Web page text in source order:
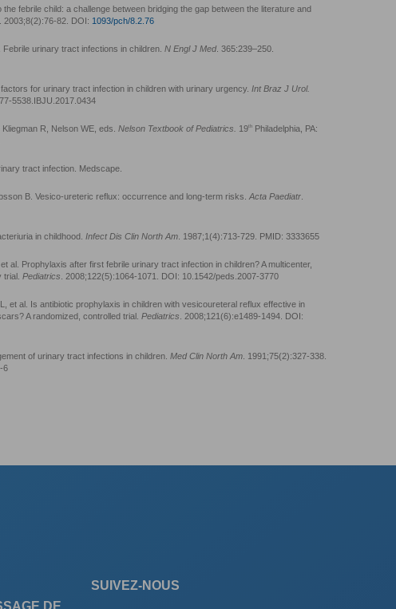
febrile child: a challenge between bridging the gap between the literature and
. 2003;8(2):76-82. DOI: 1093/pch/8.2.76
urinary tract infections in children. N Engl J Med. 365:239–250.
for urinary tract infection in children with urinary urgency. Int Braz J Urol.
5538.IBJU.2017.0434
R, Nelson WE, eds. Nelson Textbook of Pediatrics. 19th
Philadelphia, PA:
tract infection. Medscape.
B. Vesico-ureteric reflux: occurrence and long-term risks. Acta Paediatr
in childhood. Infect Dis Clin North Am . 1987;1(4):713-729. PMID: 3333655
al. Prophylaxis after first febrile urinary tract infection in children? A multicenter,
trial. Pediatrics . 2008;122(5):1064-1071. DOI: 10.1542/peds.2007-3770
et al. Is antibiotic prophylaxis in children with vesicoureteral reflux effective in
A randomized, controlled trial. Pediatrics . 2008;121(6):e1489-1494. DOI:
of urinary tract infections in children. Med Clin North Am . 1991;75(2):327-338.
6
SUIVEZ-NOUS